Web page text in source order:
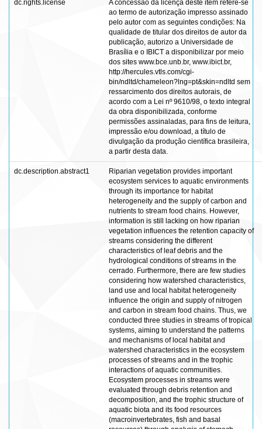
dc.rights.license
A concessão da licença deste item refere-se
ao termo de autorização impresso assinado
pelo autor com as seguintes condições: Na
qualidade de titular dos direitos de autor da
publicação, autorizo a Universidade de
Brasília e o IBICT a disponibilizar por meio
dos sites www.bce.unb.br, www.ibict.br,
http://hercules.vtls.com/cgi-
bin/ndltd/chameleon?lng=pt&skin=ndltd sem
ressarcimento dos direitos autorais, de
acordo com a Lei nº 9610/98, o texto integral
da obra disponibilizada, conforme
permissões assinaladas, para fins de leitura,
impressão e/ou download, a título de
divulgação da produção científica brasileira,
a partir desta data.
dc.description.abstract1
Riparian vegetation provides important
ecosystem services to aquatic environments
through its importance for habitat
heterogeneity and the supply of carbon and
nutrients to stream food chains. However,
information is still lacking on how riparian
vegetation influences the retention capacity of
streams considering the different
characteristics of leaf debris and the
hydrological conditions of streams in the
cerrado. Furthermore, there are few studies
considering how watershed characteristics,
land use and local habitat heterogeneity
influence the origin and supply of nitrogen
and carbon in stream food chains. Thus, we
conducted three studies in streams of tropical
systems, aiming to understand the patterns
and mechanisms of local habitat and
watershed characteristics in the ecosystem
processes of streams and in the trophic
interactions of aquatic communities.
Ecosystem processes in streams were
evaluated through debris retention and
decomposition, and the trophic structure of
aquatic biota and its food resources
(macroinvertebrates, fish and basal